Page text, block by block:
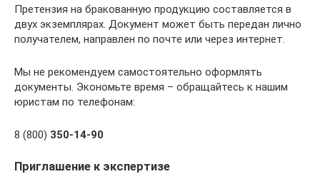
Претензия на бракованную продукцию составляется в
двух экземплярах. Документ может быть передан лично
получателем, направлен по почте или через интернет.
Мы не рекомендуем самостоятельно оформлять
документы. Экономьте время – обращайтесь к нашим
юристам по телефонам:
8 (800) 350-14-90
Приглашение к экспертизе